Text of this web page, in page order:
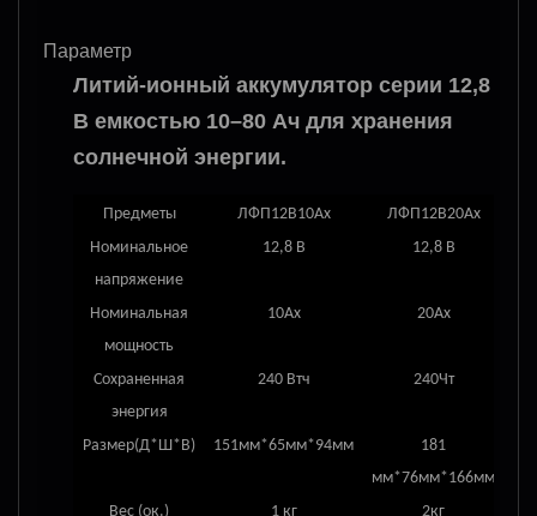
Параметр
Литий-ионный аккумулятор серии 12,8
В емкостью 10–80 Ач для хранения
солнечной энергии.
Предметы ЛФП12В10Ах ЛФП12В20Ах
Номинальное
напряжение
12,8 В 12,8 В
Номинальная
мощность
10Ах 20Ах
Сохраненная
энергия
240 Втч 240Чт
Размер(Д*Ш*В) 151мм*65мм*94мм
181
мм*76мм*166мм
Вес (ок.) 1 кг 2кг